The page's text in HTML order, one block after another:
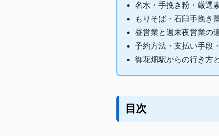
名水・手挽き粉・厳選
もりそば・石臼手挽き
昼営業と週末夜営業の
予約方法・支払い手段
御花畑駅からの行き方
目次